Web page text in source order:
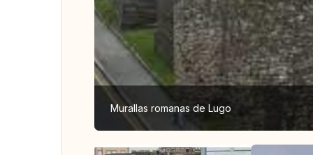
Murallas romanas de Lugo